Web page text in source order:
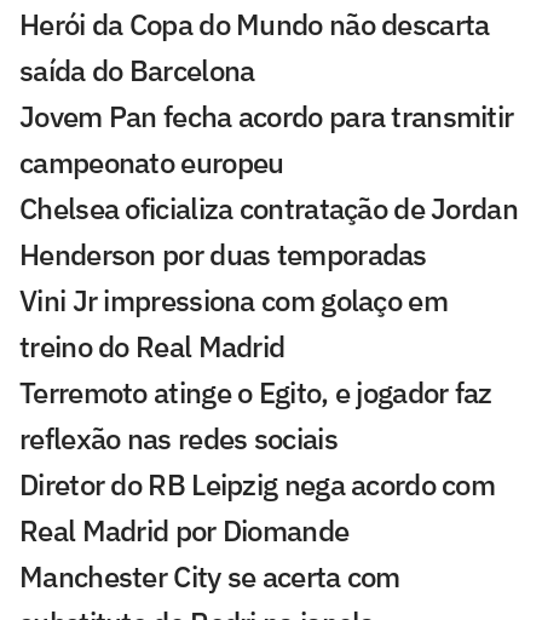
Herói da Copa do Mundo não descarta
saída do Barcelona
Jovem Pan fecha acordo para transmitir
campeonato europeu
Chelsea oficializa contratação de Jordan
Henderson por duas temporadas
Vini Jr impressiona com golaço em
treino do Real Madrid
Terremoto atinge o Egito, e jogador faz
reflexão nas redes sociais
Diretor do RB Leipzig nega acordo com
Real Madrid por Diomande
Manchester City se acerta com